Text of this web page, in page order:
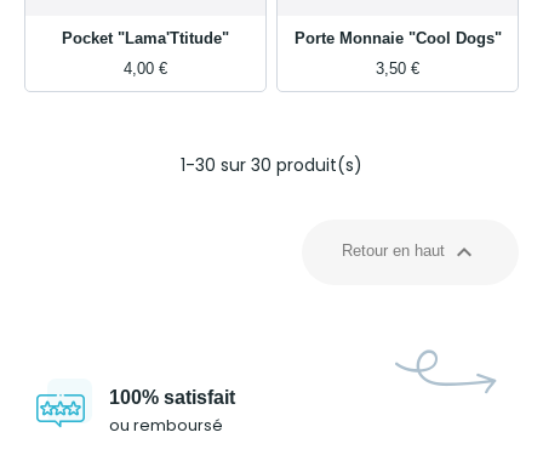
Pocket "Lama'Ttitude"
4,00 €
Porte Monnaie "Cool Dogs"
3,50 €
1-30 sur 30 produit(s)
Retour en haut 
100% satisfait
ou remboursé